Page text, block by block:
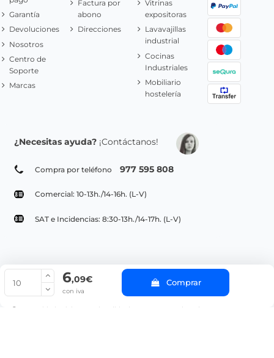
6,09€
con iva
Comprar
La cantidad mínima en el pedido de compra para el producto es 10.
Garantía
Devoluciones
Nosotros
Centro de
Soporte
Marcas
Factura por
abono
Direcciones
Vitrinas
expositoras
Lavavajillas
industrial
Cocinas
Industriales
Mobiliario
hostelería
¿Necesitas ayuda? ¡Contáctanos!
Compra por teléfono 977 595 808
Comercial: 10-13h./14-16h. (L-V)
SAT e Incidencias: 8:30-13h./14-17h. (L-V)
© Copyright 2022 PepeBar.com |
Aviso legal y
Condiciones generales de compra |
Blog